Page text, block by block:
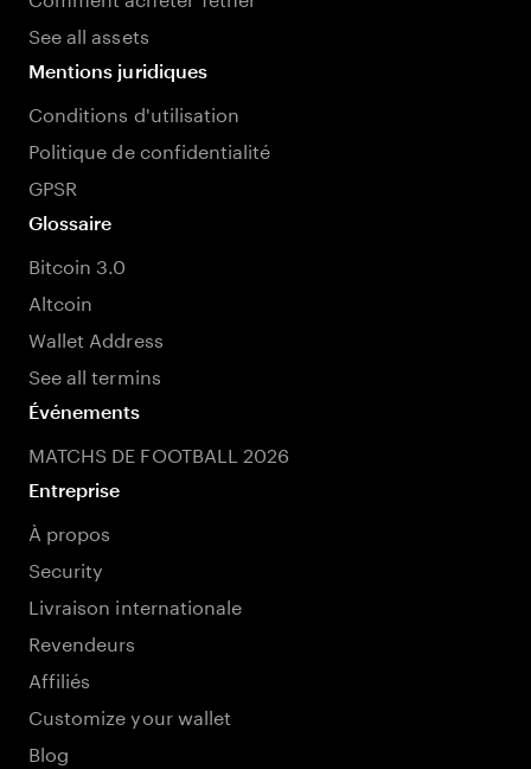
See all assets
Mentions juridiques
Conditions d'utilisation
Politique de confidentialité
GPSR
Glossaire
Bitcoin 3.0
Altcoin
Wallet Address
See all termins
Événements
MATCHS DE FOOTBALL 2026
Entreprise
À propos
Security
Livraison internationale
Revendeurs
Affiliés
Customize your wallet
Blog